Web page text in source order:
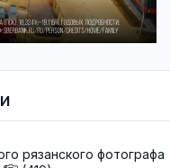
рязанского фотографа